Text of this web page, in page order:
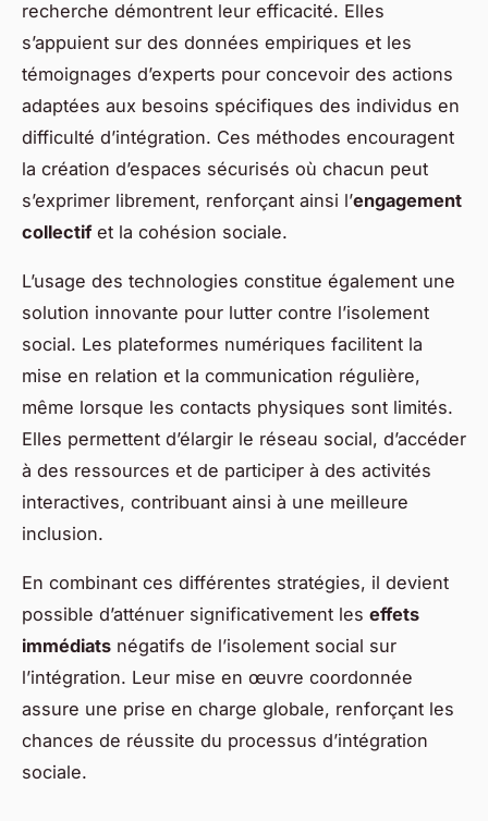
recherche démontrent leur efficacité. Elles
s’appuient sur des données empiriques et les
témoignages d’experts pour concevoir des actions
adaptées aux besoins spécifiques des individus en
difficulté d’intégration. Ces méthodes encouragent
la création d’espaces sécurisés où chacun peut
s’exprimer librement, renforçant ainsi l’engagement
collectifet la cohésion sociale.
L’usage des technologies constitue également une
solution innovante pour lutter contre l’isolement
social. Les plateformes numériques facilitent la
mise en relation et la communication régulière,
même lorsque les contacts physiques sont limités.
Elles permettent d’élargir le réseau social, d’accéder
à des ressources et de participer à des activités
interactives, contribuant ainsi à une meilleure
inclusion.
En combinant ces différentes stratégies, il devient
possible d’atténuer significativement les effets
immédiats négatifs de l’isolement social sur
l’intégration. Leur mise en œuvre coordonnée
assure une prise en charge globale, renforçant les
chances de réussite du processus d’intégration
sociale.